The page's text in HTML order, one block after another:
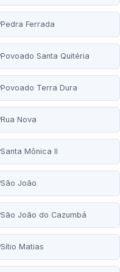
Pedra Ferrada
Povoado Santa Quitéria
Povoado Terra Dura
Rua Nova
Santa Mônica II
São João
São João do Cazumbá
Sítio Matias